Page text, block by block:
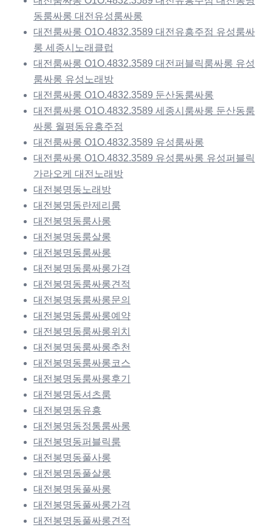
동룸싸롱 대전유성룸싸롱
대전룸싸롱 O1O.4832.3589 대전유흥주점 유성룸싸
롱 세종시노래클럽
대전룸싸롱 O1O.4832.3589 대전퍼블릭룸싸롱 유성
룸싸롱 유성노래방
대전룸싸롱 O1O.4832.3589 둔산동룸싸롱
대전룸싸롱 O1O.4832.3589 세종시룸싸롱 둔산동룸
싸롱 월평동유흥주점
대전룸싸롱 O1O.4832.3589 유성룸싸롱
대전룸싸롱 O1O.4832.3589 유성룸싸롱 유성퍼블릭
가라오케 대전노래방
대전봉명동노래방
대전봉명동란제리룸
대전봉명동룸사롱
대전봉명동룸살롱
대전봉명동룸싸롱
대전봉명동룸싸롱가격
대전봉명동룸싸롱견적
대전봉명동룸싸롱문의
대전봉명동룸싸롱예약
대전봉명동룸싸롱위치
대전봉명동룸싸롱추천
대전봉명동룸싸롱코스
대전봉명동룸싸롱후기
대전봉명동셔츠룸
대전봉명동유흥
대전봉명동정통룸싸롱
대전봉명동퍼블릭룸
대전봉명동풀사롱
대전봉명동풀살롱
대전봉명동풀싸롱
대전봉명동풀싸롱가격
대전봉명동풀싸롱견적